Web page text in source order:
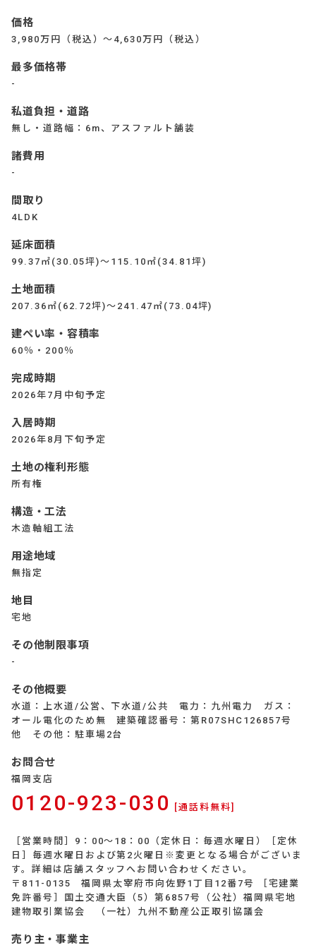
価格
3,980万円（税込）～4,630万円（税込）
最多価格帯
-
私道負担・道路
無し・道路幅：6m、アスファルト舗装
諸費用
-
間取り
4LDK
延床面積
99.37㎡(30.05坪)～115.10㎡(34.81坪)
土地面積
207.36㎡(62.72坪)～241.47㎡(73.04坪)
建ぺい率・容積率
60％・200％
完成時期
2026年7月中旬予定
入居時期
2026年8月下旬予定
土地の権利形態
所有権
構造・工法
木造軸組工法
用途地域
無指定
地目
宅地
その他制限事項
-
その他概要
水道：上水道/公営、下水道/公共 電力：九州電力 ガス：
オール電化のため無 建築確認番号：第R07SHC126857号
他 その他：駐車場2台
お問合せ
福岡支店
0120-923-030 [通話料無料]
［営業時間］9：00～18：00（定休日：毎週水曜日）［定休
日］毎週水曜日および第2火曜日※変更となる場合がございま
す。詳細は店舗スタッフへお問い合わせください。
〒811-0135 福岡県太宰府市向佐野1丁目12番7号 ［宅建業
免許番号］国土交通大臣（5）第6857号（公社）福岡県宅地
建物取引業協会 （一社）九州不動産公正取引協議会
売り主・事業主